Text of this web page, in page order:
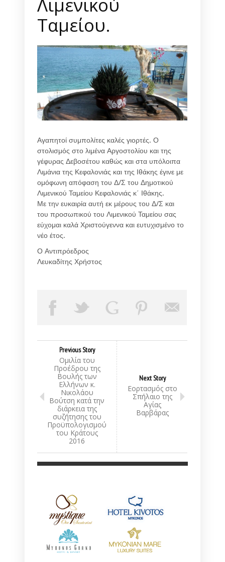
Ταμείου.
Αγαπητοί συμπολίτες καλές γιορτές. Ο
στολισμός στο λιμένα Αργοστολίου και της
γέφυρας Δεβοσέτου καθώς και στα υπόλοιπα
Λιμάνια της Κεφαλονιάς και της Ιθάκης έγινε με
ομόφωνη απόφαση του Δ/Σ του Δημοτικού
Λιμενικού Ταμείου Κεφαλονιάς κ΄ Ιθάκης.
Με την ευκαιρία αυτή εκ μέρους του Δ/Σ και
του προσωπικού του Λιμενικού Ταμείου σας
εύχομαι καλά Χριστούγεννα και ευτυχισμένο το
νέο έτος.
Ο Αντιπρόεδρος
Λευκαδίτης Χρήστος
Previous Story
Ομιλία του
Προέδρου της
Βουλής των
Ελλήνων κ.
Νικολάου
Βούτση κατά την
διάρκεια της
συζήτησης του
Προϋπολογισμού
του Κράτους
2016
Next Story
Εορτασμός στο
Σπήλαιο της
Αγίας
Βαρβάρας